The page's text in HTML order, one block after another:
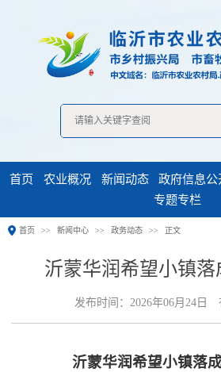
首页 农业概况 新闻动态 政府信息公
专题专栏
首页 新闻中心 政务动态 正文
沂蒙华润希望小镇落
发布时间：2026年06月24日
沂蒙华润希望小镇落